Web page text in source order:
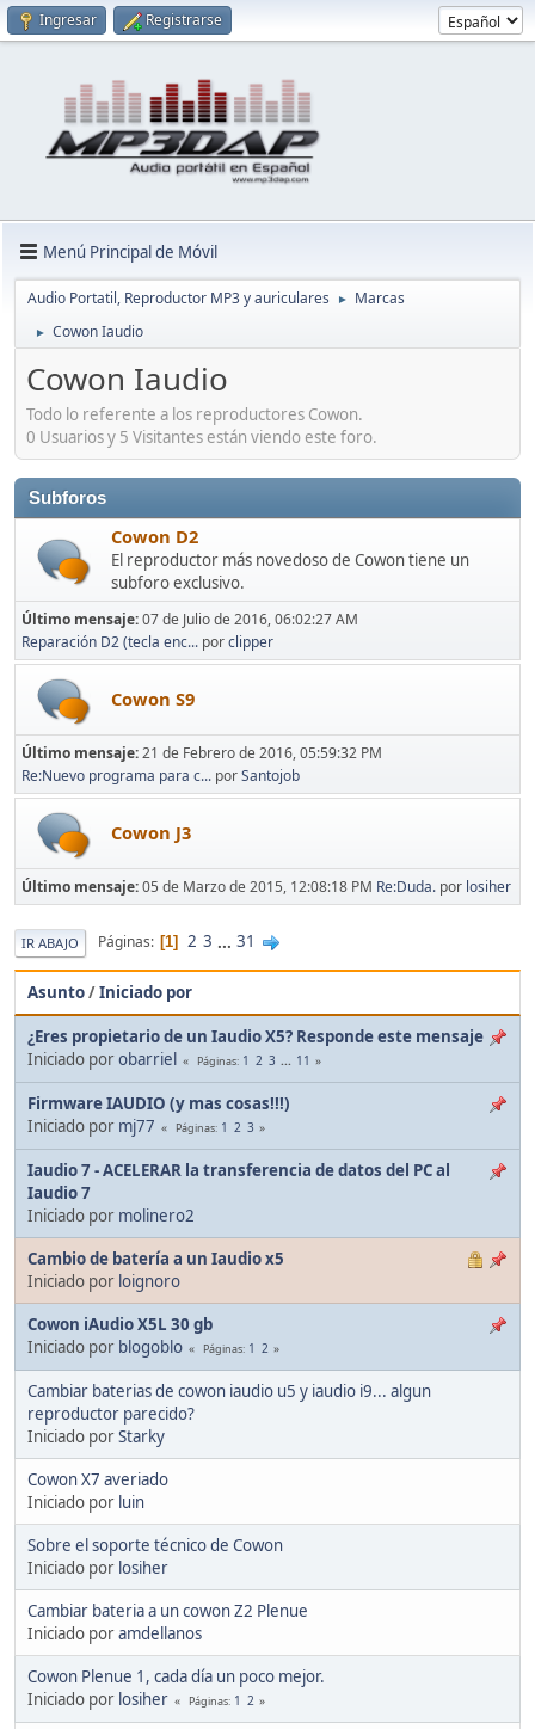
Ingresar Registrarse
Menú Principal de Móvil
Audio Portatil, Reproductor MP3 y auriculares ► Marcas
► Cowon Iaudio
Cowon Iaudio
Todo lo referente a los reproductores Cowon.
0 Usuarios y 5 Visitantes están viendo este foro.
Subforos
Cowon D2
El reproductor más novedoso de Cowon tiene un
subforo exclusivo.
Último mensaje:07 de Julio de 2016, 06:02:27 AM
Reparación D2 (tecla enc... porclipper
Cowon S9
Último mensaje:21 de Febrero de 2016, 05:59:32 PM
Re:Nuevo programa para c... porSantojob
Cowon J3
Último mensaje:05 de Marzo de 2015, 12:08:18 PM Re:Duda. por losiher
IR ABAJO Páginas 1 2 3 ... 31
Asunto/Iniciado por
¿Eres propietario de un Iaudio X5? Responde este mensaje
Iniciado porobarriel Páginas 1 2 3 ... 11
Firmware IAUDIO (y mas cosas!!!)
Iniciado por mj77 Páginas 1 2 3
Iaudio 7 - ACELERAR la transferencia de datos del PC al
Iaudio 7
Iniciado por molinero2
Cambio de batería a un Iaudio x5
Iniciado por loignoro
Cowon iAudio X5L 30 gb
Iniciado por blogoblo Páginas 1 2
Cambiar baterias de cowon iaudio u5 y iaudio i9... algun
reproductor parecido?
Iniciado porStarky
Cowon X7 averiado
Iniciado por luin
Sobre el soporte técnico de Cowon
Iniciado por losiher
Cambiar bateria a un cowon Z2 Plenue
Iniciado poramdellanos
Cowon Plenue 1, cada día un poco mejor.
Iniciado por losiher Páginas 1 2